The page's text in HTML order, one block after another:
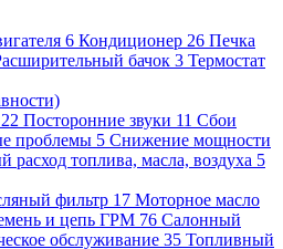
6 Кондиционер 26 Печка
бачок 3 Термостат
22 Посторонние звуки 11 Сбои
проблемы 5 Снижение мощности
расход топлива, масла, воздуха 5
фильтр 17 Моторное масло
и цепь ГРМ 76 Салонный
обслуживание 35 Топливный